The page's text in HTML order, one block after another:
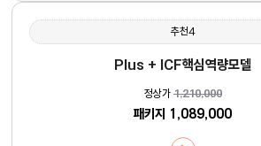
추천4
Plus + ICF핵심역량모델
정상가 1,210,000
패키지 1,089,000